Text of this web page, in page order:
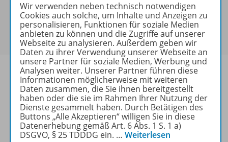
Referendaren/Referendarinnen,
Studenten/Studentinnen und Universitätslehrenden
erworben werden.
Produktinformationen
Wir verwenden neben technisch notwendigen
Cookies auch solche, um Inhalte und Anzeigen zu
personalisieren, Funktionen für soziale Medien
anbieten zu können und die Zugriffe auf unserer
Webseite zu analysieren. Außerdem geben wir
Daten zu ihrer Verwendung unserer Webseite an
unsere Partner für soziale Medien, Werbung und
Analysen weiter. Unserer Partner führen diese
Informationen möglicherweise mit weiteren
Daten zusammen, die Sie ihnen bereitgestellt
haben oder die sie im Rahmen Ihrer Nutzung der
Dienste gesammelt haben. Durch Betätigen des
Buttons „Alle Akzeptieren“ willigen Sie in diese
Datenerhebung gemäß Art. 6 Abs. 1 S. 1 a)
DSGVO, § 25 TDDDG ein. … Weiterlesen